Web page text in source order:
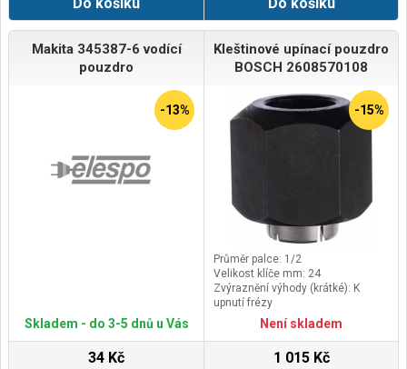
Makita 345387-6 vodící
pouzdro
-13%
Skladem - do 3-5 dnů u Vás
34 Kč
Kleštinové upínací pouzdro
BOSCH 2608570108
-15%
Průměr palce: 1/2
Velikost klíče mm: 24
Zvýraznění výhody (krátké): K
upnutí frézy
Text s tvrzením o výkonnosti: K
upnutí frézy
Není skladem
1 015 Kč